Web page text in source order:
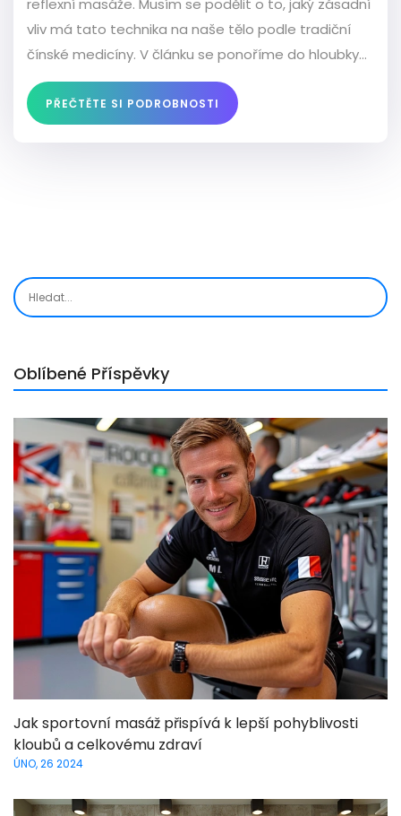
reflexní masáže. Musím se podělit o to, jaký zásadní
vliv má tato technika na naše tělo podle tradiční
čínské medicíny. V článku se ponoříme do hloubky
tohoto fascinujícího tématu, zjistíme, jak reflexní
masáž přispívá k celkovému zdraví a harmonii těla.
Přidejte se ke mně v tomto úchvatném objevování
PŘEČTĚTE SI PODROBNOSTI
Oblíbené Příspěvky
Jak sportovní masáž přispívá k lepší pohyblivosti
kloubů a celkovému zdraví
ÚNO, 26 2024